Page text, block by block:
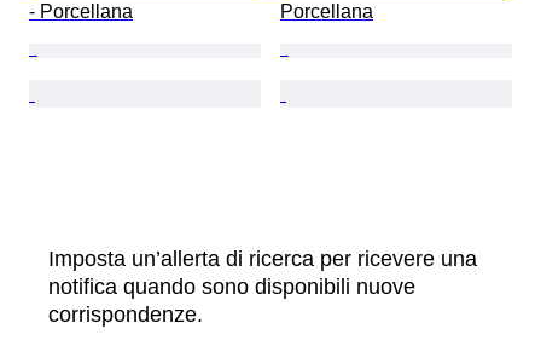
- Porcellana
Porcellana
Imposta un’allerta di ricerca per ricevere una
notifica quando sono disponibili nuove
corrispondenze.